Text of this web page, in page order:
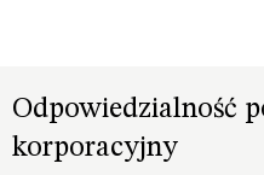
Odpowiedzialność
korporacyjny